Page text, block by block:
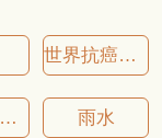
世界抗癌症日
第三世界青年日 雨水